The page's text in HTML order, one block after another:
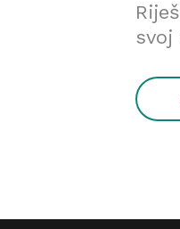
svoj